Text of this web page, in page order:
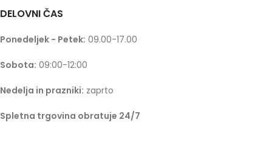
DELOVNI ČAS
Ponedeljek - Petek: 09.00-17.00
Sobota: 09:00-12:00
Nedelja in prazniki: zaprto
Spletna trgovina obratuje 24/7